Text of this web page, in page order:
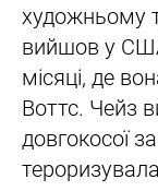
художньому
вийшов у
місяці, де
Воттс. Чейз
довгокосої